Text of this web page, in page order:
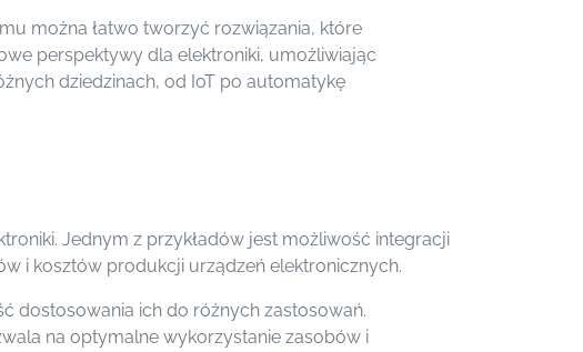
można łatwo tworzyć rozwiązania, które
perspektywy dla elektroniki, umożliwiając
dziedzinach, od IoT po automatykę
Jednym z przykładów jest możliwość integracji
i kosztów produkcji urządzeń elektronicznych.
dostosowania ich do różnych zastosowań.
na optymalne wykorzystanie zasobów i